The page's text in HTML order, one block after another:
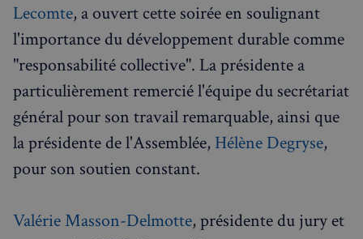
Lecomte, a ouvert cette soirée en soulignant
l'importance du développement durable comme
"responsabilité collective". La présidente a
particulièrement remercié l'équipe du secrétariat
général pour son travail remarquable, ainsi que
la présidente de l'Assemblée, Hélène Degryse,
pour son soutien constant.
Valérie Masson-Delmotte, présidente du jury et